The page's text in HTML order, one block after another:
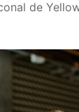
de